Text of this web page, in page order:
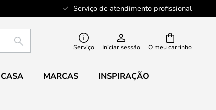
Serviço de atendimento profissional
O meu carrinho
PESQUISAR Serviço Iniciar sessão
MARCAS INSPIRAÇÃO